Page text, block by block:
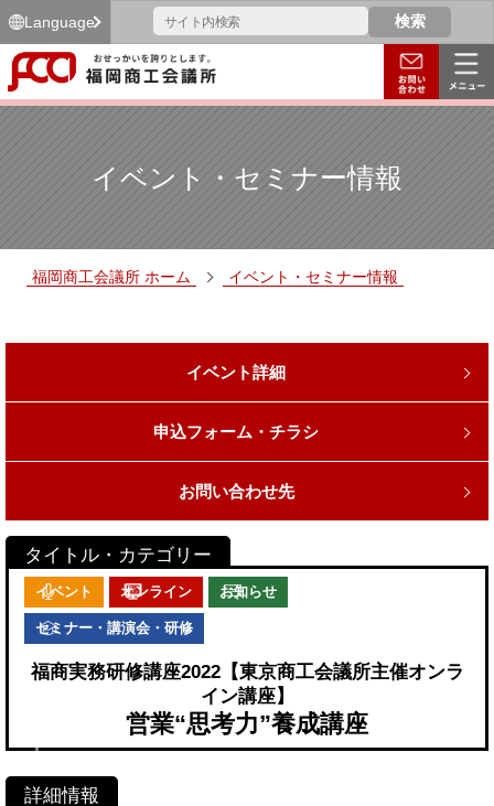
Language
イベント・セミナー情報
福岡商工会議所 ホーム イベント・セミナー情報
イベント詳細
申込フォーム・チラシ
お問い合わせ先
イベント オンライン お知らせ
セミナー・講演会・研修
福商実務研修講座2022【東京商工会議所主催オンラ
イン講座】
営業“思考力”養成講座